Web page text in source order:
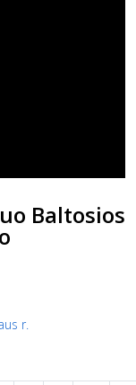
Baltosios
r.